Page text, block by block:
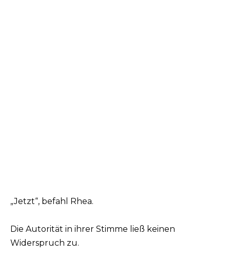
„Jetzt“, befahl Rhea.
Die Autorität in ihrer Stimme ließ keinen
Widerspruch zu.